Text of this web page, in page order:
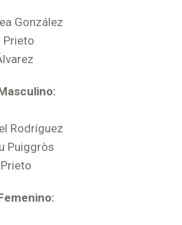
González
Prieto
Rodríguez
Puiggròs